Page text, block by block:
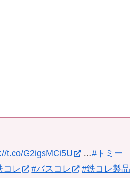
t.co/G2igsMCi5U …#トミー
コレ #バスコレ
#鉄コレ製品